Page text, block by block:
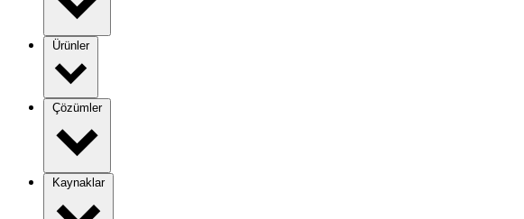
Ürünler
Çözümler
Kaynaklar